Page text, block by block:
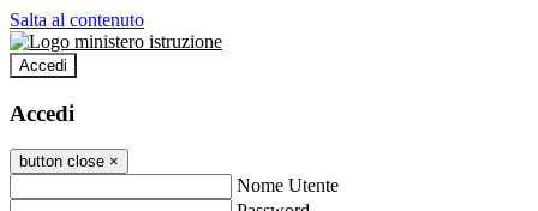
Salta al contenuto
Accedi
Accedi
button close ×
Nome Utente